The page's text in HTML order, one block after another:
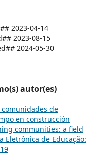
2023-04-14
2023-08-15
2024-05-30
autor(es)
de
en construcción
communities: a field
Eletrônica de Educação: